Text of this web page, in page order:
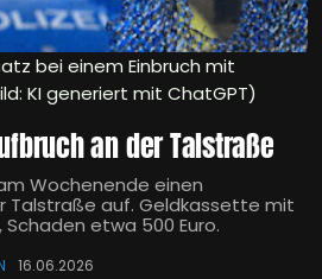
bei einem Einbruch mit
KI generiert mit ChatGPT)
an der Talstraße
Wochenende einen
Talstraße auf. Geldkassette mit
Schaden etwa 500 Euro.
16.06.2026